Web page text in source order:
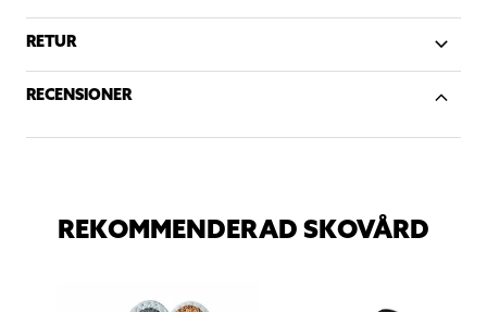
RETUR
RECENSIONER
REKOMMENDERAD SKOVÅRD